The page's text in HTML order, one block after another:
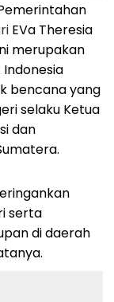
EVa Theresia
merupakan
bencana yang
selaku Ketua
dan
serta
di daerah